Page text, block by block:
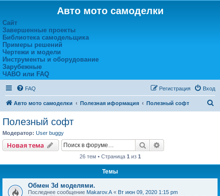
Авто мото самоделки
Сайт
Завершенные проекты
Библиотека самодельщика
Примеры решений
Чертежи и модели
Инструменты и оборудование
Зарубежные
ЧАВО или FAQ
FAQ Вход
Регистрация
Авто мото самоделки Полезная иформация Полезный софт
Полезный софт
Модератор: User buggy
Новая тема Поиск
26 тем • Страница 1 из 1
Темы
Обмен 3d моделями.
Последнее сообщение Makarov.A « Вт июн 09, 2020 1:15 pm